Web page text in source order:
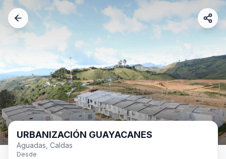
URBANIZACIÓN GUAYACANES
Aguadas, Caldas
Desde